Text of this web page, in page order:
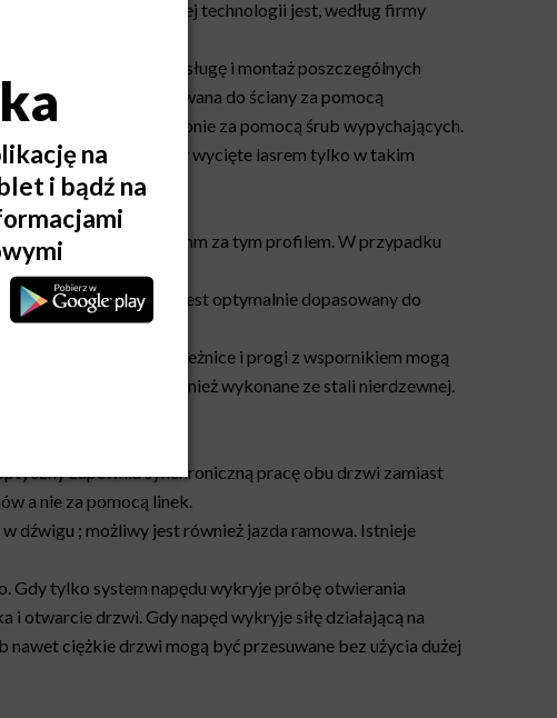
Celem zaawansowanej technologii jest, według firmy
drzwi, co ułatwia obsługę i montaż poszczególnych
belka jest mocowana do ściany za pomocą
jest regulowana w pionie za pomocą śrub wypychających.
prowadzące zostały wycięte lasrem tylko w takim
są umiejscowione 50 mm za tym profilem. W przypadku
Kształt rolek jest optymalnie dopasowany do
ogniowo. Ościeżnice i progi z wspornikiem mogą
ale mogą być również wykonane ze stali nierdzewnej.
zapewnia synchroniczną pracę obu drzwi zamiast
a nie za pomocą linek.
dźwigu ; możliwy jest również jazda ramowa. Istnieje
Gdy tylko system napędu wykryje próbę otwierania
otwarcie drzwi. Gdy napęd wykryje siłę działającą na
ciężkie drzwi mogą być przesuwane bez użycia dużej